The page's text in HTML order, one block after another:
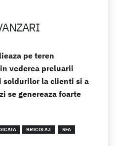
pe teren
vederea preluarii
soldurilor la clienti si a
se genereaza foarte
BRICOLAJ
SFA